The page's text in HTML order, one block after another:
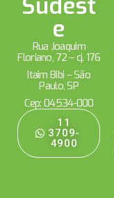
Sudest
e
Rua Joaquim
Floriano, 72 – cj. 176
Itaim Bibi – São
Paulo, SP
Cep: 04534-000
11
3709-
4900